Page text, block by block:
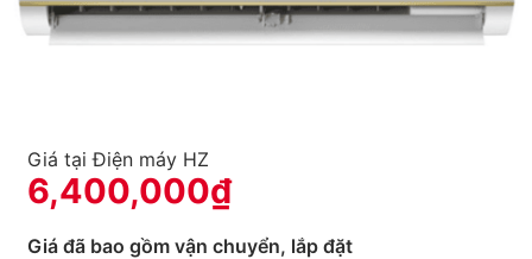
Giá tại Điện máy HZ
6,400,000₫
Giá đã bao gồm vận chuyển, lắp đặt